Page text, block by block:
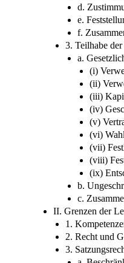
d.
e.
f.
3. Teilhabe
a.
(i)
(ii)
(iii)
(iv)
(v)
(vi)
(vii)
(viii)
(ix)
b.
c.
II. Grenzen der
1.
2. Recht und
3.